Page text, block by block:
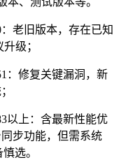
老旧版本，存在已知
级；
：修复关键漏洞，新
以上：含最新性能优
步功能，但需系统
选。